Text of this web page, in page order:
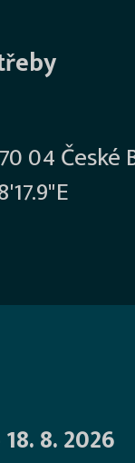
04 České
8. 2026